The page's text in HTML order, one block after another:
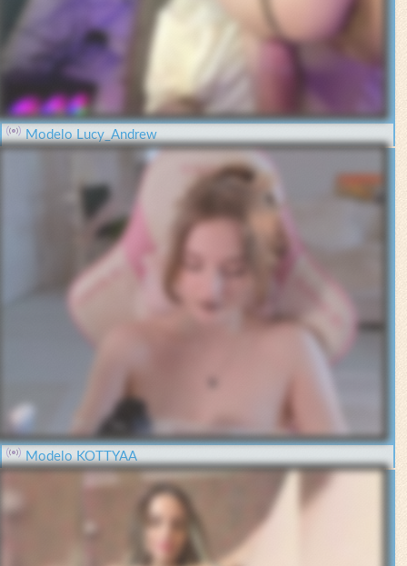
Modelo Lucy_Andrew
Modelo KOTTYAA